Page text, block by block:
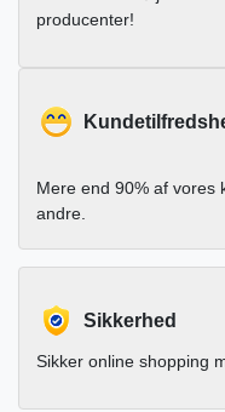
producenter!
Mere end 90% af vores
andre.
Sikkerhed
Sikker online shopping